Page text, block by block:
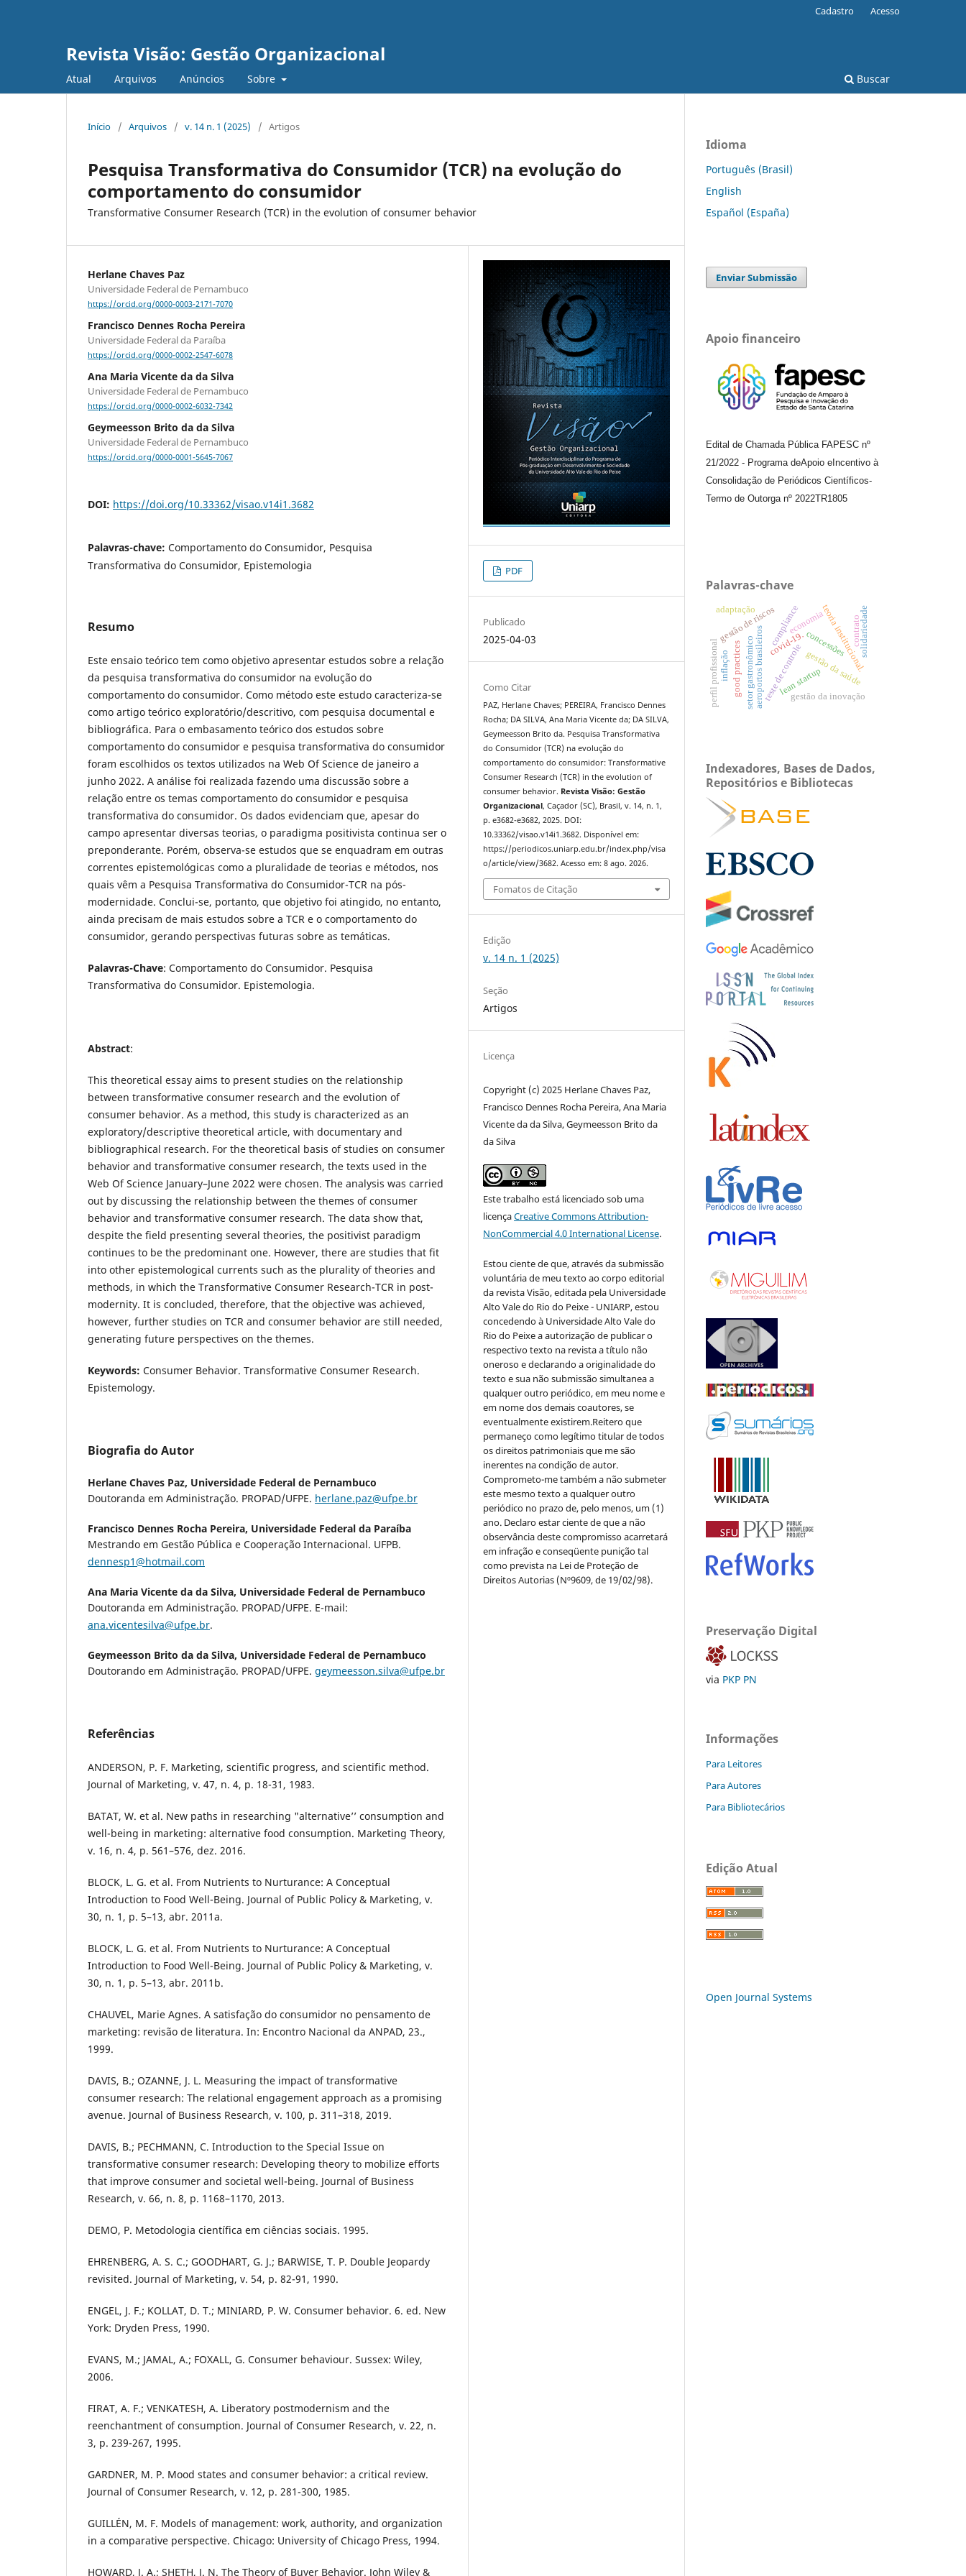
Revista Visão: Gestão Organizacional
Atual Arquivos Anúncios Sobre Buscar
Cadastro Acesso
Início / Arquivos / v. 14 n. 1 (2025) / Artigos
Pesquisa Transformativa do Consumidor (TCR) na evolução do
comportamento do consumidor
Transformative Consumer Research (TCR) in the evolution of consumer behavior
Herlane Chaves Paz
Universidade Federal de Pernambuco
https://orcid.org/0000-0003-2171-7070
Francisco Dennes Rocha Pereira
Universidade Federal da Paraíba
https://orcid.org/0000-0002-2547-6078
Ana Maria Vicente da da Silva
Universidade Federal de Pernambuco
https://orcid.org/0000-0002-6032-7342
Geymeesson Brito da da Silva
Universidade Federal de Pernambuco
https://orcid.org/0000-0001-5645-7067
DOI: https://doi.org/10.33362/visao.v14i1.3682
Palavras-chave: Comportamento do Consumidor, Pesquisa
Transformativa do Consumidor, Epistemologia
Resumo
Este ensaio teórico tem como objetivo apresentar estudos sobre a relação
da pesquisa transformativa do consumidor na evolução do
comportamento do consumidor. Como método este estudo caracteriza-se
como artigo teórico exploratório/descritivo, com pesquisa documental e
bibliográfica. Para o embasamento teórico dos estudos sobre
comportamento do consumidor e pesquisa transformativa do consumidor
foram escolhidos os textos utilizados na Web Of Science de janeiro a
junho 2022. A análise foi realizada fazendo uma discussão sobre a
relação entre os temas comportamento do consumidor e pesquisa
transformativa do consumidor. Os dados evidenciam que, apesar do
campo apresentar diversas teorias, o paradigma positivista continua ser o
preponderante. Porém, observa-se estudos que se enquadram em outras
correntes epistemológicas como a pluralidade de teorias e métodos, nos
quais vêm a Pesquisa Transformativa do Consumidor-TCR na pós-
modernidade. Conclui-se, portanto, que objetivo foi atingido, no entanto,
ainda precisam de mais estudos sobre a TCR e o comportamento do
consumidor, gerando perspectivas futuras sobre as temáticas.
Palavras-Chave: Comportamento do Consumidor. Pesquisa
Transformativa do Consumidor. Epistemologia.
Abstract:
This theoretical essay aims to present studies on the relationship
between transformative consumer research and the evolution of
consumer behavior. As a method, this study is characterized as an
exploratory/descriptive theoretical article, with documentary and
bibliographical research. For the theoretical basis of studies on consumer
behavior and transformative consumer research, the texts used in the
Web Of Science January–June 2022 were chosen. The analysis was carried
out by discussing the relationship between the themes of consumer
behavior and transformative consumer research. The data show that,
despite the field presenting several theories, the positivist paradigm
continues to be the predominant one. However, there are studies that fit
into other epistemological currents such as the plurality of theories and
methods, in which the Transformative Consumer Research-TCR in post-
modernity. It is concluded, therefore, that the objective was achieved,
however, further studies on TCR and consumer behavior are still needed,
generating future perspectives on the themes.
Keywords: Consumer Behavior. Transformative Consumer Research.
Epistemology.
Biografia do Autor
Herlane Chaves Paz, Universidade Federal de Pernambuco
Doutoranda em Administração. PROPAD/UFPE. herlane.paz@ufpe.br
Francisco Dennes Rocha Pereira, Universidade Federal da Paraíba
Mestrando em Gestão Pública e Cooperação Internacional. UFPB.
dennesp1@hotmail.com
Ana Maria Vicente da da Silva, Universidade Federal de Pernambuco
Doutoranda em Administração. PROPAD/UFPE. E-mail:
ana.vicentesilva@ufpe.br.
Geymeesson Brito da da Silva, Universidade Federal de Pernambuco
Doutorando em Administração. PROPAD/UFPE. geymeesson.silva@ufpe.br
Referências
ANDERSON, P. F. Marketing, scientific progress, and scientific method.
Journal of Marketing, v. 47, n. 4, p. 18-31, 1983.
BATAT, W. et al. New paths in researching "alternative’’ consumption and
well-being in marketing: alternative food consumption. Marketing Theory,
v. 16, n. 4, p. 561–576, dez. 2016.
BLOCK, L. G. et al. From Nutrients to Nurturance: A Conceptual
Introduction to Food Well-Being. Journal of Public Policy & Marketing, v.
30, n. 1, p. 5–13, abr. 2011a.
BLOCK, L. G. et al. From Nutrients to Nurturance: A Conceptual
Introduction to Food Well-Being. Journal of Public Policy & Marketing, v.
30, n. 1, p. 5–13, abr. 2011b.
CHAUVEL, Marie Agnes. A satisfação do consumidor no pensamento de
marketing: revisão de literatura. In: Encontro Nacional da ANPAD, 23.,
1999.
DAVIS, B.; OZANNE, J. L. Measuring the impact of transformative
consumer research: The relational engagement approach as a promising
avenue. Journal of Business Research, v. 100, p. 311–318, 2019.
DAVIS, B.; PECHMANN, C. Introduction to the Special Issue on
transformative consumer research: Developing theory to mobilize efforts
that improve consumer and societal well-being. Journal of Business
Research, v. 66, n. 8, p. 1168–1170, 2013.
DEMO, P. Metodologia científica em ciências sociais. 1995.
EHRENBERG, A. S. C.; GOODHART, G. J.; BARWISE, T. P. Double Jeopardy
revisited. Journal of Marketing, v. 54, p. 82-91, 1990.
ENGEL, J. F.; KOLLAT, D. T.; MINIARD, P. W. Consumer behavior. 6. ed. New
York: Dryden Press, 1990.
EVANS, M.; JAMAL, A.; FOXALL, G. Consumer behaviour. Sussex: Wiley,
2006.
FIRAT, A. F.; VENKATESH, A. Liberatory postmodernism and the
reenchantment of consumption. Journal of Consumer Research, v. 22, n.
3, p. 239-267, 1995.
GARDNER, M. P. Mood states and consumer behavior: a critical review.
Journal of Consumer Research, v. 12, p. 281-300, 1985.
GUILLÉN, M. F. Models of management: work, authority, and organization
in a comparative perspective. Chicago: University of Chicago Press, 1994.
HOWARD, J. A.; SHETH, J. N. The Theory of Buyer Behavior. John Wiley &
PDF
Publicado
2025-04-03
Como Citar
PAZ, Herlane Chaves; PEREIRA, Francisco Dennes
Rocha; DA SILVA, Ana Maria Vicente da; DA SILVA,
Geymeesson Brito da. Pesquisa Transformativa
do Consumidor (TCR) na evolução do
comportamento do consumidor: Transformative
Consumer Research (TCR) in the evolution of
consumer behavior. Revista Visão: Gestão
Organizacional, Caçador (SC), Brasil, v. 14, n. 1,
p. e3682-e3682, 2025. DOI:
10.33362/visao.v14i1.3682. Disponível em:
https://periodicos.uniarp.edu.br/index.php/visa
o/article/view/3682. Acesso em: 8 ago. 2026.
Fomatos de Citação
Edição
v. 14 n. 1 (2025)
Seção
Artigos
Licença
Copyright (c) 2025 Herlane Chaves Paz,
Francisco Dennes Rocha Pereira, Ana Maria
Vicente da da Silva, Geymeesson Brito da
da Silva
Este trabalho está licenciado sob uma
licençaCreative Commons Attribution-
NonCommercial 4.0 International License.
Estou ciente de que, através da submissão
voluntária de meu texto ao corpo editorial
da revista Visão, editada pela Universidade
Alto Vale do Rio do Peixe - UNIARP, estou
concedendo à Universidade Alto Vale do
Rio do Peixe a autorização de publicar o
respectivo texto na revista a título não
oneroso e declarando a originalidade do
texto e sua não submissão simultanea a
qualquer outro periódico, em meu nome e
em nome dos demais coautores, se
eventualmente existirem.Reitero que
permaneço como legítimo titular de todos
os direitos patrimoniais que me são
inerentes na condição de autor.
Comprometo-me também a não submeter
este mesmo texto a qualquer outro
periódico no prazo de, pelo menos, um (1)
ano. Declaro estar ciente de que a não
observância deste compromisso acarretará
em infração e conseqüente punição tal
como prevista na Lei de Proteção de
Direitos Autorias (Nº9609, de 19/02/98).
Idioma
Português (Brasil)
English
Español (España)
Enviar Submissão
Apoio financeiro
Edital de Chamada Pública FAPESC nº
21/2022 - Programa deApoio e Incentivo à
Consolidação de Periódicos Científicos-
Termo de Outorga nº 2022TR1805
Palavras-chave
covid-19.concessões
aeroportos brasileiros teoria institucional.
teste de controle
gestão de riscoscompliance
lean startup
gestão da inovação
setor gastronômico
adaptação
gestão da saúde
solidariedade
economia
good practices
perfil profissional
contrato
inflação
Indexadores, Bases de Dados,
Repositórios e Bibliotecas
Preservação Digital
via PKP PN
Informações
Para Leitores
Para Autores
Para Bibliotecários
Edição Atual
Open Journal Systems